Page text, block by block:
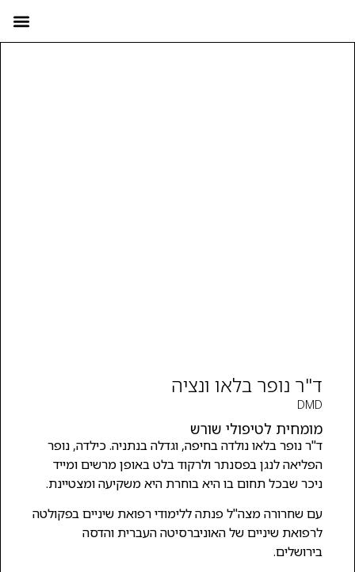
ד"ר נופר בלאו ונציה
DMD
מומחית לטיפולי שורש
ד"ר נופר בלאו נולדה בחיפה, וגדלה בנתניה. כילדה, נופר
הפליאה לנגן בפסנתר ולרקוד בלט באופן מרשים ומייד
ניכר שבכל תחום בו היא בוחרת היא משקיעה ומצטיינת.
עם שחרורה מצה"ל פנתה ללימודי רפואת שיניים בפקולטה
לרפואת שיניים של האוניברסיטה העברית והדסה
בירושלים.